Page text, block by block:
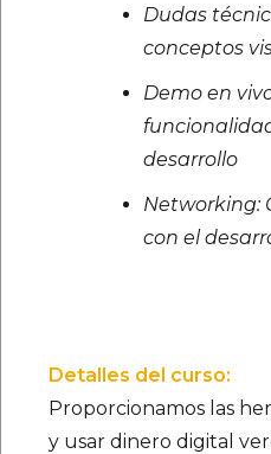
Dudas
conceptos
Demo en
desarrollo
Networking:
con el
Detalles del curso:
Proporcionamos las
y usar dinero digital